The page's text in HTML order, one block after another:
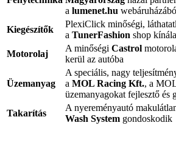
a lumenet.hu
Kiegészítők
PlexiClick minőségi,
a TunerFashion shop
Motorolaj
A minőségi Castrol
kerül az autóba
Üzemanyag
A speciális, nagy
a MOL Racing Kft., a
üzemanyagokat fejlesztő és
Takarítás
A nyereményautó
Wash System gondoskodik